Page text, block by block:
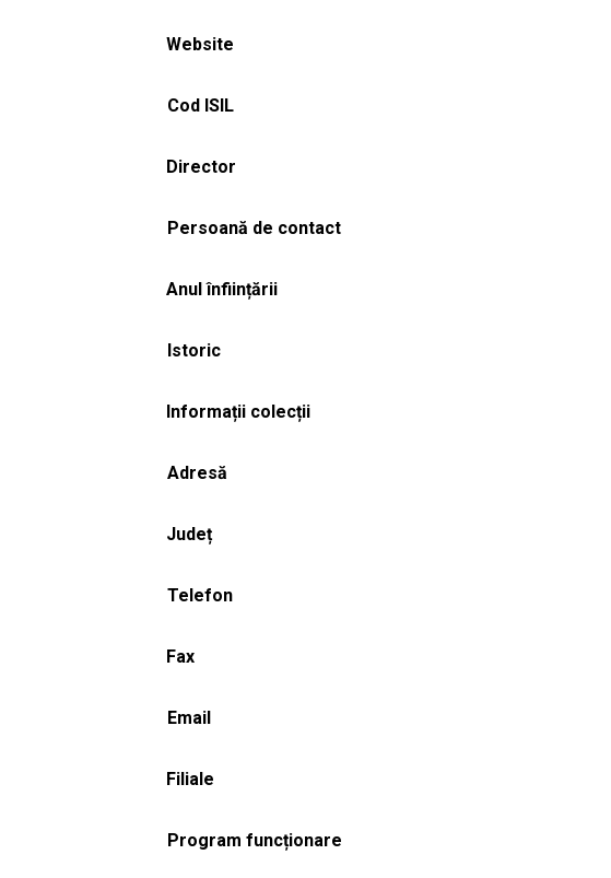
Website
Cod ISIL
Director
Persoană de contact
Anul înființării
Istoric
Informații colecții
Adresă
Județ
Telefon
Fax
Email
Filiale
Program funcționare